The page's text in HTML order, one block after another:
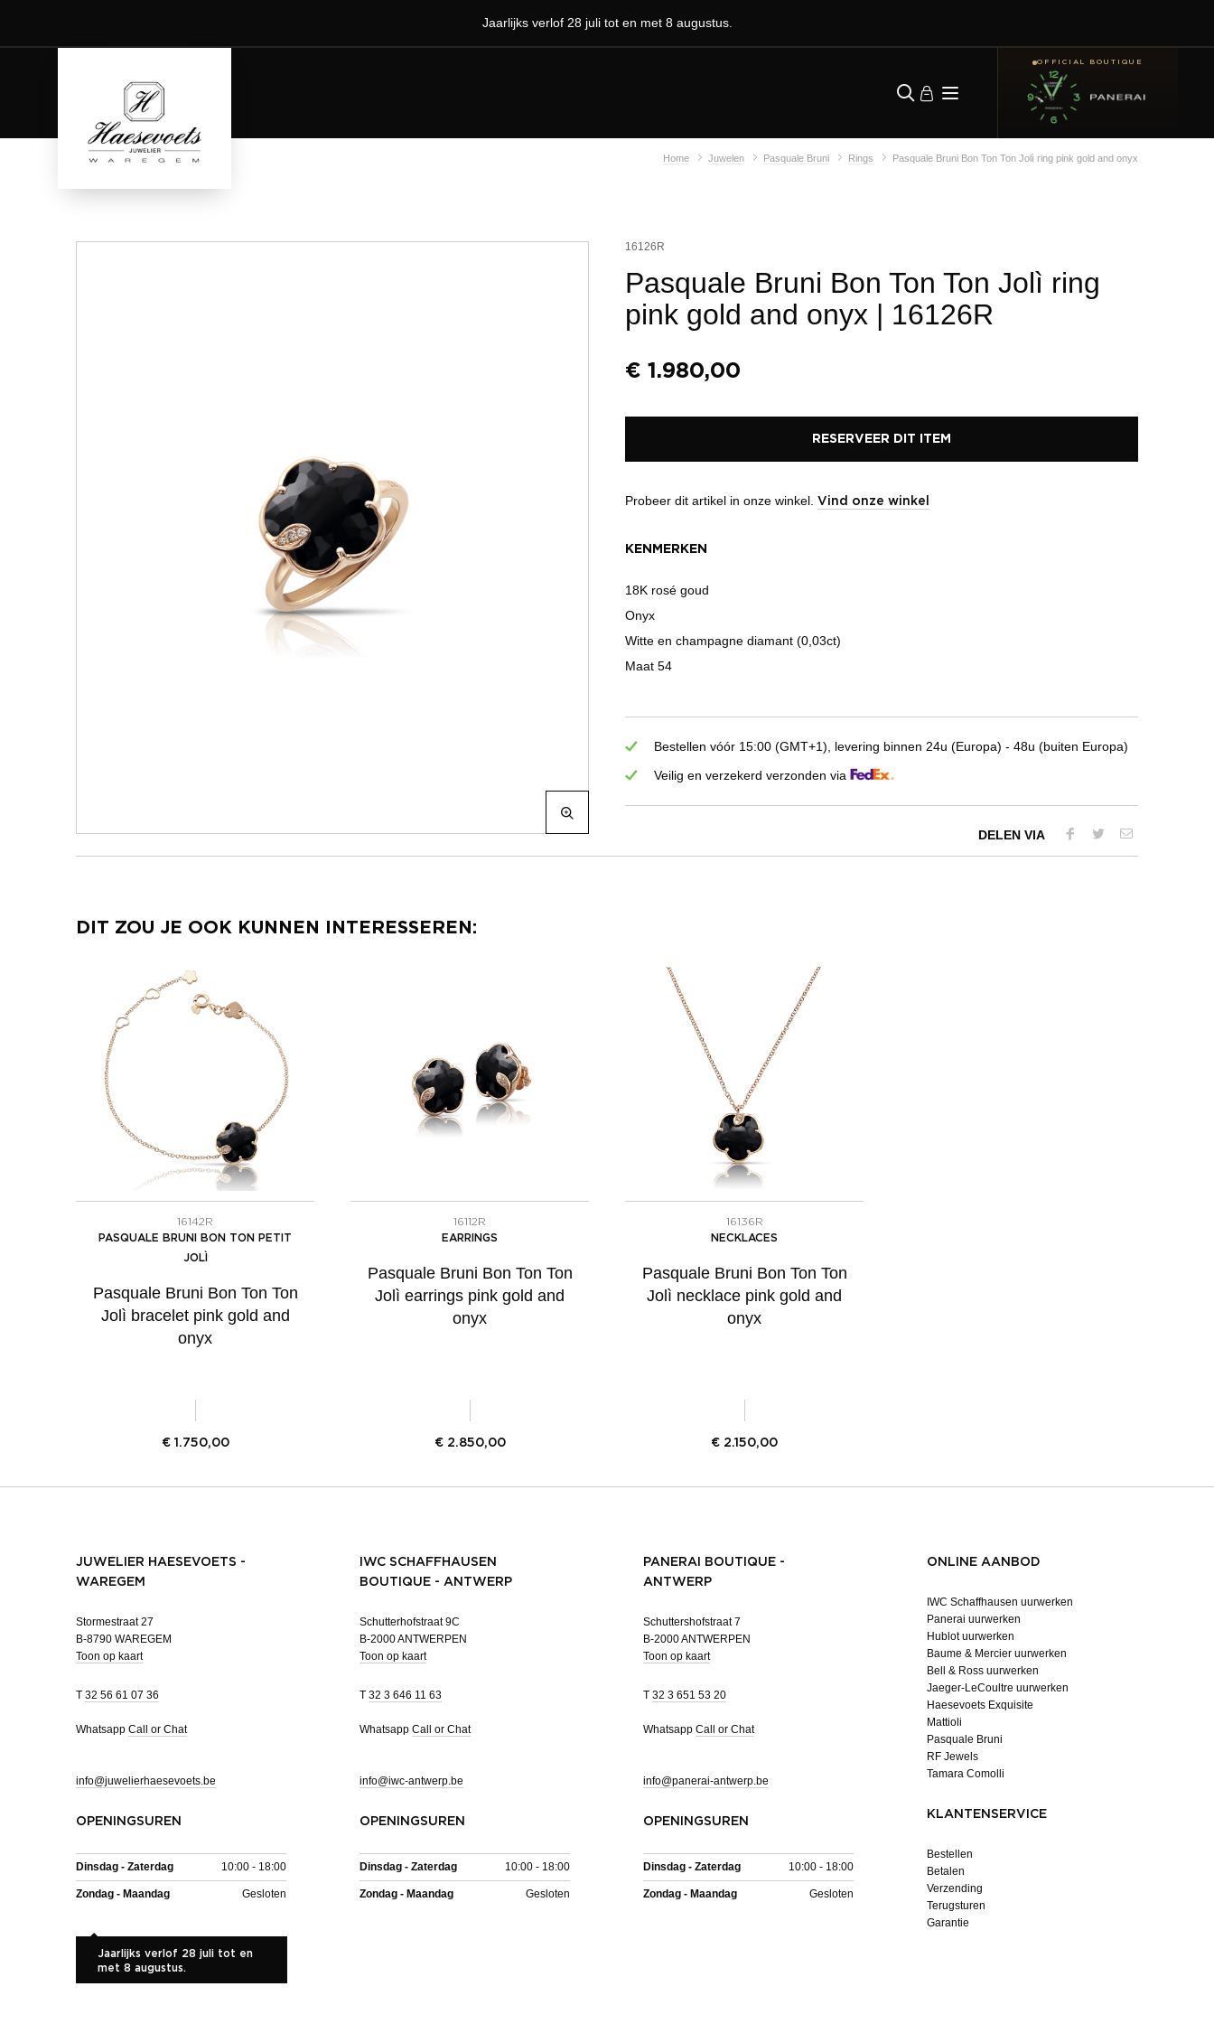
Jaarlijks verlof 28 juli tot en met 8 augustus.
OFFICIAL BOUTIQUE
Home Juwelen Pasquale Bruni Rings Pasquale Bruni Bon Ton Ton Jolì ring pink gold and onyx
16126R
Pasquale Bruni Bon Ton Ton Jolì ring
pink gold and onyx | 16126R
€ 1.980,00
RESERVEER DIT ITEM
Probeer dit artikel in onze winkel. Vind onze winkel
KENMERKEN
18K rosé goud
Onyx
Witte en champagne diamant (0,03ct)
Maat 54
Bestellen vóór 15:00 (GMT+1), levering binnen 24u (Europa) - 48u (buiten Europa)
Veilig en verzekerd verzonden via
DELEN VIA
DIT ZOU JE OOK KUNNEN INTERESSEREN:
16142R
PASQUALE BRUNI BON TON PETIT
JOLÌ
Pasquale Bruni Bon Ton Ton
Jolì bracelet pink gold and
onyx
€ 1.750,00
16112R
EARRINGS
Pasquale Bruni Bon Ton Ton
Jolì earrings pink gold and
onyx
€ 2.850,00
16136R
NECKLACES
Pasquale Bruni Bon Ton Ton
Jolì necklace pink gold and
onyx
€ 2.150,00
JUWELIER HAESEVOETS -
WAREGEM
Stormestraat 27
B-8790 WAREGEM
Toon op kaart
T 32 56 61 07 36
Whatsapp Call or Chat
info@juwelierhaesevoets.be
OPENINGSUREN
Dinsdag - Zaterdag 10:00 - 18:00
Zondag - Maandag Gesloten
Jaarlijks verlof 28 juli tot en
met 8 augustus.
IWC SCHAFFHAUSEN
BOUTIQUE - ANTWERP
Schutterhofstraat 9C
B-2000 ANTWERPEN
Toon op kaart
T 32 3 646 11 63
Whatsapp Call or Chat
info@iwc-antwerp.be
OPENINGSUREN
Dinsdag - Zaterdag 10:00 - 18:00
Zondag - Maandag Gesloten
PANERAI BOUTIQUE -
ANTWERP
Schuttershofstraat 7
B-2000 ANTWERPEN
Toon op kaart
T 32 3 651 53 20
Whatsapp Call or Chat
info@panerai-antwerp.be
OPENINGSUREN
Dinsdag - Zaterdag 10:00 - 18:00
Zondag - Maandag Gesloten
ONLINE AANBOD
IWC Schaffhausen uurwerken
Panerai uurwerken
Hublot uurwerken
Baume & Mercier uurwerken
Bell & Ross uurwerken
Jaeger-LeCoultre uurwerken
Haesevoets Exquisite
Mattioli
Pasquale Bruni
RF Jewels
Tamara Comolli
KLANTENSERVICE
Bestellen
Betalen
Verzending
Terugsturen
Garantie